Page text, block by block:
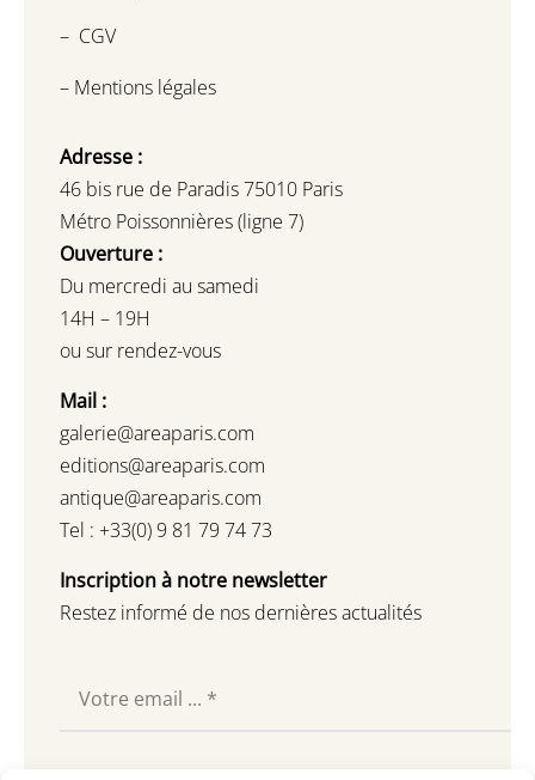
– CGV
– Mentions légales
Adresse :
46 bis rue de Paradis 75010 Paris
Métro Poissonnières (ligne 7)
Ouverture :
Du mercredi au samedi
14H – 19H
ou sur rendez-vous
Mail :
galerie@areaparis.com
editions@areaparis.com
antique@areaparis.com
Tel : +33(0) 9 81 79 74 73
Inscription à notre newsletter
Restez informé de nos dernières actualités